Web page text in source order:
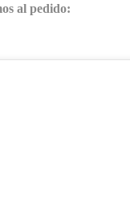
al pedido: